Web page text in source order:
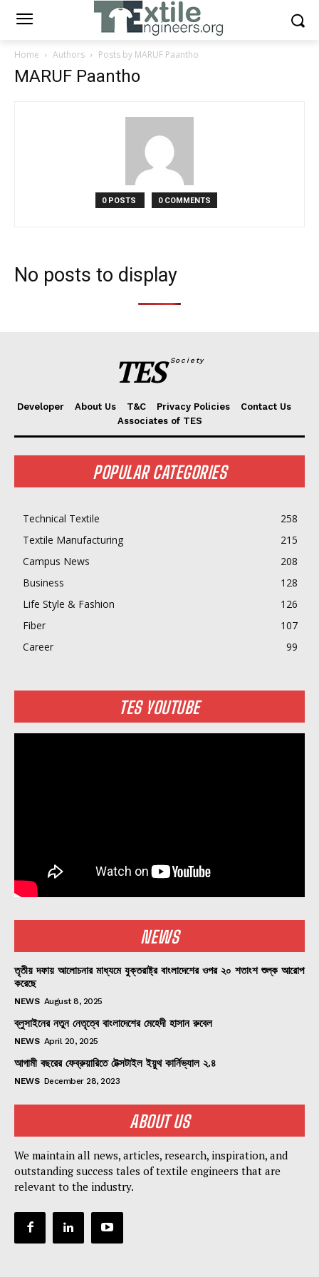
Home Authors Posts by MARUF Paantho
MARUF Paantho
0 POSTS 0 COMMENTS
No posts to display
TES Society
Developer About Us T&C Privacy Policies
Contact Us
Associates of TES
POPULAR CATEGORIES
Technical Textile
258
Textile Manufacturing
215
Campus News
208
Business
128
Life Style & Fashion
126
Fiber
107
Career
99
TES YOUTUBE
NEWS
তৃতীয় দফায় আলোচনার মাধ্যমে যুক্তরাষ্ট্র বাংলাদেশের ওপর ২০ শতাংশ শুল্ক আরোপ
করেছে
NEWS August 8, 2025
ব্লুসাইনের নতুন নেতৃত্বে বাংলাদেশের মেহেদী হাসান রুবেল
NEWS April 20, 2025
আগামী বছরের ফেব্রুয়ারিতে টেক্সটাইল ইয়ুথ কার্নিভ্যাল ২.৪
NEWS December 28, 2023
ABOUT US
We maintain all news, articles, research, inspiration, and
outstanding success tales of textile engineers that are
relevant to the industry.